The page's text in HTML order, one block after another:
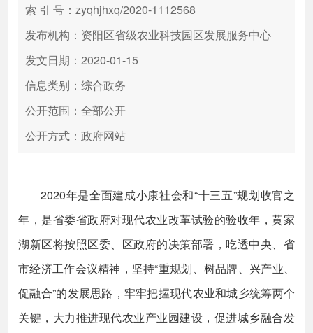
政务服务
高效办成一件事
索 引 号：zyqhjhxq/2020-1112568
发布机构：资阳区省级农业科技园区发展服务中心
发文日期：2020-01-15
信息类别：综合政务
公开范围：全部公开
公开方式：政府网站
2020年是全面建成小康社会和“十三五”规划收官之
年，是省委省政府对现代农业改革试验的验收年，黄家
湖新区将按照区委、区政府的决策部署，吃透中央、省
市经济工作会议精神，坚持“重规划、树品牌、兴产业、
促融合”的发展思路，牢牢把握现代农业和城乡统筹两个
关键，大力推进现代农业产业园建设，促进城乡融合发